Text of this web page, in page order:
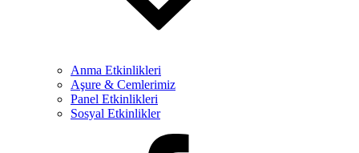
Anma Etkinlikleri
Aşure & Cemlerimiz
Panel Etkinlikleri
Sosyal Etkinlikler